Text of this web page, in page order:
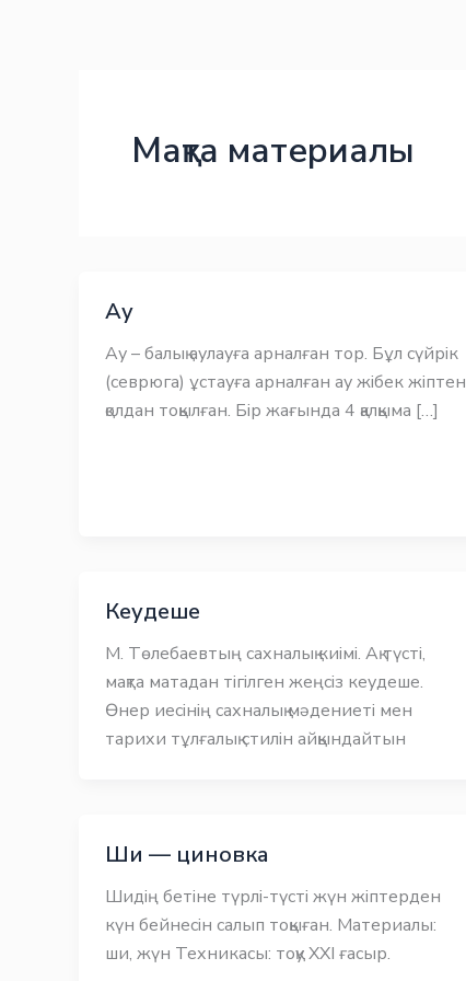
Мақта материалы
Ау
Ау – балық аулауға арналған тор. Бұл сүйрік
(севрюга) ұстауға арналған ау жібек жіптен
қолдан тоқылған. Бір жағында 4 қалқыма […]
Кеудеше
М. Төлебаевтың сахналық киімі. Ақ түсті,
мақта матадан тігілген жеңсіз кеудеше.
Өнер иесінің сахналық мәдениеті мен
тарихи тұлғалық стилін айқындайтын
Ши — циновка
Шидің бетіне түрлі-түсті жүн жіптерден
күн бейнесін салып тоқыған. Материалы:
ши, жүн Техникасы: тоқу XXI ғасыр.